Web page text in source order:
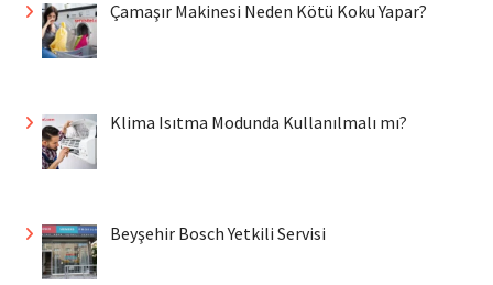
Çamaşır Makinesi Neden Kötü Koku Yapar?
Klima Isıtma Modunda Kullanılmalı mı?
Beyşehir Bosch Yetkili Servisi